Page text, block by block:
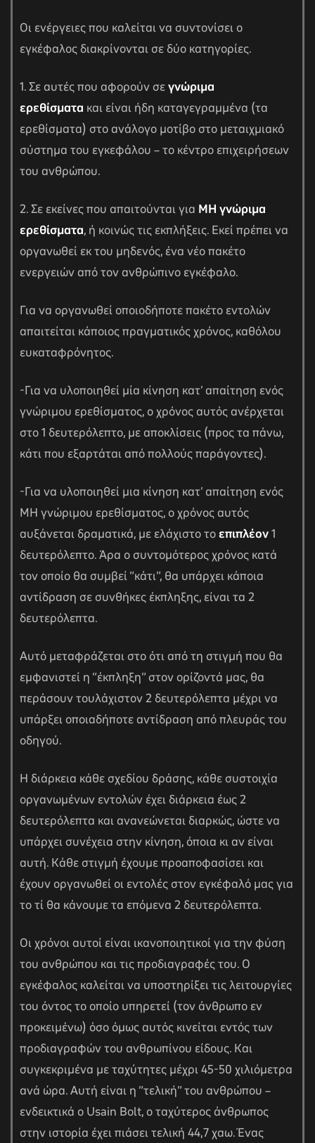
Οι ενέργειες που καλείται να συντονίσει ο
εγκέφαλος διακρίνονται σε δύο κατηγορίες.
1. Σε αυτές που αφορούν σεγνώριμα
ερεθίσματα και είναι ήδη καταγεγραμμένα (τα
ερεθίσματα) στο ανάλογο μοτίβο στο μεταιχμιακό
σύστημα του εγκεφάλου – το κέντρο επιχειρήσεων
του ανθρώπου.
2. Σε εκείνες που απαιτούνται για ΜΗ γνώριμα
ερεθίσματα, ή κοινώς τις εκπλήξεις. Εκεί πρέπει να
οργανωθεί εκ του μηδενός, ένα νέο πακέτο
ενεργειών από τον ανθρώπινο εγκέφαλο.
Για να οργανωθεί οποιοδήποτε πακέτο εντολών
απαιτείται κάποιος πραγματικός χρόνος, καθόλου
ευκαταφρόνητος.
-Για να υλοποιηθεί μία κίνηση κατ’ απαίτηση ενός
γνώριμου ερεθίσματος, ο χρόνος αυτός ανέρχεται
στο 1 δευτερόλεπτο, με αποκλίσεις (προς τα πάνω,
κάτι που εξαρτάται από πολλούς παράγοντες).
-Για να υλοποιηθεί μια κίνηση κατ’ απαίτηση ενός
ΜΗ γνώριμου ερεθίσματος, ο χρόνος αυτός
αυξάνεται δραματικά, με ελάχιστο τοεπιπλέον1
δευτερόλεπτο. Άρα ο συντομότερος χρόνος κατά
τον οποίο θα συμβεί “κάτι”, θα υπάρχει κάποια
αντίδραση σε συνθήκες έκπληξης, είναι τα 2
δευτερόλεπτα.
Αυτό μεταφράζεται στο ότι από τη στιγμή που θα
εμφανιστεί η “έκπληξη” στον ορίζοντά μας, θα
περάσουν τουλάχιστον 2 δευτερόλεπτα μέχρι να
υπάρξει οποιαδήποτε αντίδραση από πλευράς του
οδηγού.
Η διάρκεια κάθε σχεδίου δράσης, κάθε συστοιχία
οργανωμένων εντολών έχει διάρκεια έως 2
δευτερόλεπτα και ανανεώνεται διαρκώς, ώστε να
υπάρχει συνέχεια στην κίνηση, όποια κι αν είναι
αυτή. Κάθε στιγμή έχουμε προαποφασίσει και
έχουν οργανωθεί οι εντολές στον εγκέφαλό μας για
το τί θα κάνουμε τα επόμενα 2 δευτερόλεπτα.
Οι χρόνοι αυτοί είναι ικανοποιητικοί για την φύση
του ανθρώπου και τις προδιαγραφές του. Ο
εγκέφαλος καλείται να υποστηρίξει τις λειτουργίες
του όντος το οποίο υπηρετεί (τον άνθρωπο εν
προκειμένω) όσο όμως αυτός κινείται εντός των
προδιαγραφών του ανθρωπίνου είδους. Και
συγκεκριμένα με ταχύτητες μέχρι 45-50 χιλιόμετρα
ανά ώρα. Αυτή είναι η “τελική” του ανθρώπου –
ενδεικτικά ο Usain Bolt, ο ταχύτερος άνθρωπος
στην ιστορία έχει πιάσει τελική 44,7 χαω. Ένας
στο